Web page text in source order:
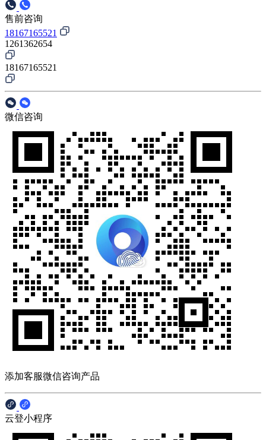
售前咨询
18167165521
1261362654
18167165521
微信咨询
添加客服微信咨询产品
云登小程序